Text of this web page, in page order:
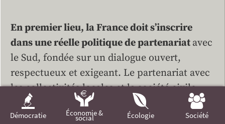
Démocratie Économie &
social Écologie Société
En premier lieu, la France doit s’inscrire
dans une réelle politique de partenariat avec
le Sud, fondée sur un dialogue ouvert,
respectueux et exigeant. Le partenariat avec
les collectivités locales et la société civile
française doit également être renforcé, en
finançant à la fois leur action de terrain,